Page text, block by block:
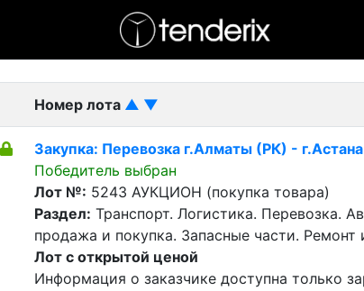
- Завершенный лот
Номер лота ▲ ▼
Закупка: Перевозка г.Алматы (РК) -
Победитель выбран
Лот №: 5243 АУКЦИОН (покупка товара)
Раздел: Транспорт. Логистика. Перевозка.
продажа и покупка. Запасные части. Ремонт
Лот с открытой ценой
Информация о заказчике доступна только